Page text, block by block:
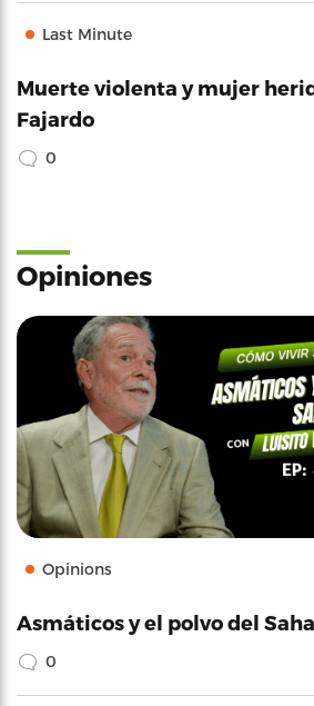
Last Minute
Muerte violenta y mujer
Fajardo
0
Opiniones
Opinions
Asmáticos y el polvo del
0